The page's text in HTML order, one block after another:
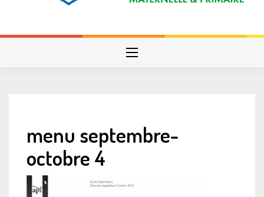
menu septembre-
octobre 4